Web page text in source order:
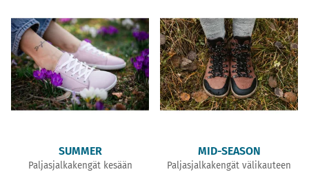
SUMMER
Paljasjalkakengät kesään
MID-SEASON
Paljasjalkakengät välikauteen